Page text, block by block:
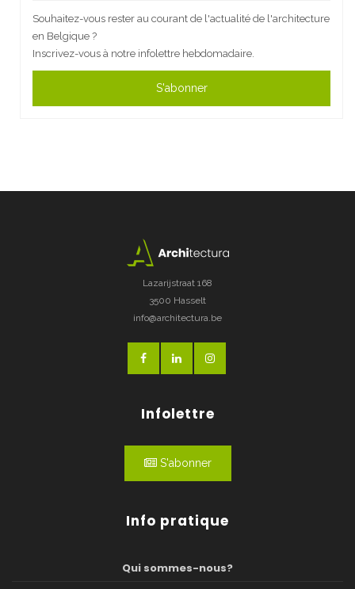
Souhaitez-vous rester au courant de l'actualité de l'architecture
en Belgique ?
Inscrivez-vous à notre infolettre hebdomadaire.
S'abonner
Lazarijstraat 168
3500 Hasselt
info@architectura.be
Infolettre
S'abonner
Info pratique
Qui sommes-nous?